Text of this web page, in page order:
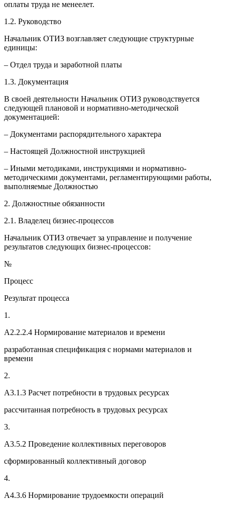
оплаты труда не менеелет.
1.2. Руководство
Начальник ОТИЗ возглавляет следующие структурные
единицы:
– Отдел труда и заработной платы
1.3. Документация
В своей деятельности Начальник ОТИЗ руководствуется
следующей плановой и нормативно-методической
документацией:
– Документами распорядительного характера
– Настоящей Должностной инструкцией
– Иными методиками, инструкциями и нормативно-
методическими документами, регламентирующими работы,
выполняемые Должностью
2. Должностные обязанности
2.1. Владелец бизнес-процессов
Начальник ОТИЗ отвечает за управление и получение
результатов следующих бизнес-процессов:
№
Процесс
Результат процесса
1.
A2.2.2.4 Нормирование материалов и времени
разработанная спецификация с нормами материалов и
времени
2.
A3.1.3 Расчет потребности в трудовых ресурсах
рассчитанная потребность в трудовых ресурсах
3.
A3.5.2 Проведение коллективных переговоров
сформированный коллективный договор
4.
A4.3.6 Нормирование трудоемкости операций